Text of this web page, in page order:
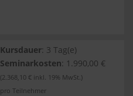
Kursdauer: 3 Tag(e)
Seminarkosten: 1.990,00 €
(2.368,10 € inkl. 19% MwSt.)
pro Teilnehmer